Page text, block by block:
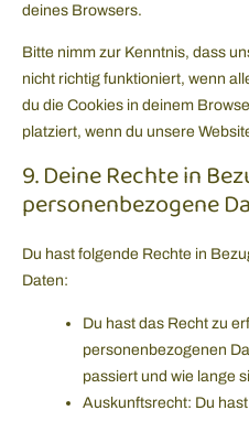
deines Browsers.
Bitte nimm zur Kenntnis, dass
nicht richtig funktioniert, wenn
du die Cookies in deinem
platziert, wenn du unsere
9. Deine Rechte in
personenbezogene
Du hast folgende Rechte in
Daten:
Du hast das Recht zu
personenbezogenen
passiert und wie lange
Auskunftsrecht: Du